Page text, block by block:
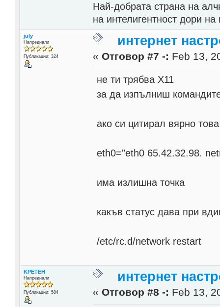
Най-добрата страна на
на интелигентност дори
july
Напреднали
Публикации: 324
интернет
« Отговор #7 -: Feb 13,
не ти трябва X11
за да изпълниш
ако си цитирал вярно
eth0="eth0 65.42.32.98.
има излишна точка
какъв статус дава при
/etc/rc.d/network restart
KPETEH
Напреднали
Публикации: 584
интернет
« Отговор #8 -: Feb 13,